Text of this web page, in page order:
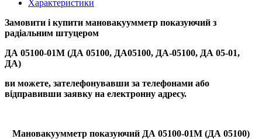
Характеристики
Замовити і купити мановакуумметр показуючий з
радіальним штуцером
ДА 05100-01М (ДА 05100, ДА05100, ДА-05100, ДА 05-01,
ДА)
ви можете, зателефонувавши за телефонами або
відправивши заявку на електронну адресу.
Мановакуумметр показуючий ДА 05100-01М (ДА 05100)